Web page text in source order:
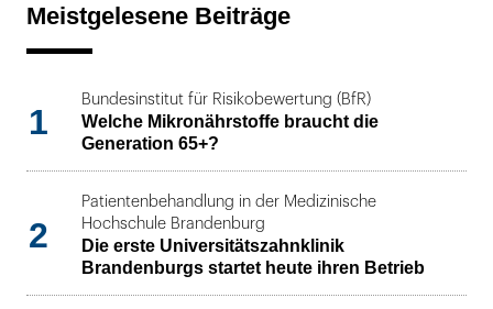
Meistgelesene Beiträge
1
Bundesinstitut für Risikobewertung (BfR)
Welche Mikronährstoffe braucht die
Generation 65+?
2
Patientenbehandlung in der Medizinische
Hochschule Brandenburg
Die erste Universitätszahnklinik
Brandenburgs startet heute ihren Betrieb